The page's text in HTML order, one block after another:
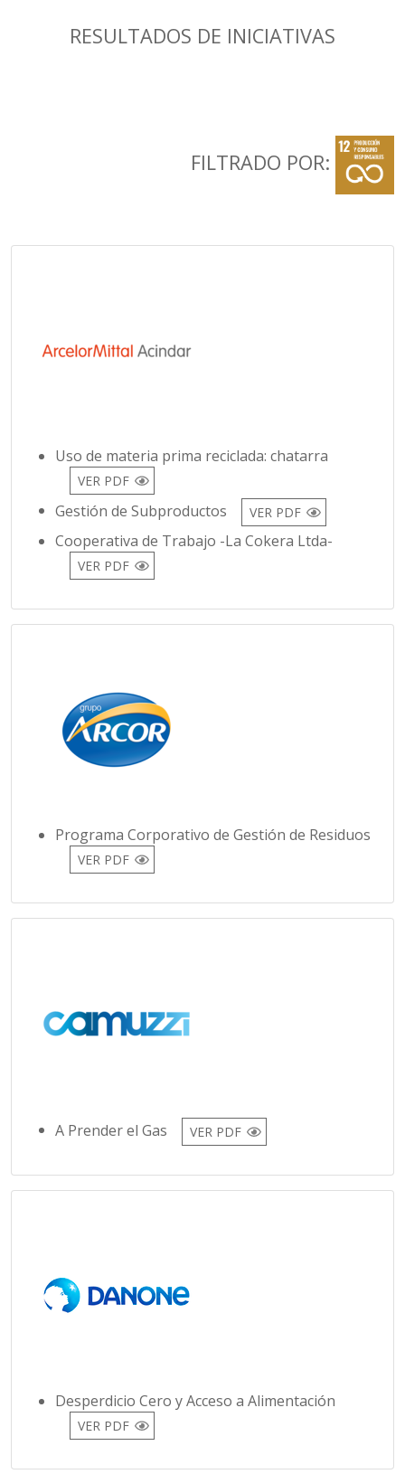
RESULTADOS DE INICIATIVAS
FILTRADO POR:
Uso de materia prima reciclada: chatarra
VER PDF
Gestión de Subproductos VER PDF
Cooperativa de Trabajo -La Cokera Ltda-
VER PDF
Programa Corporativo de Gestión de Residuos
VER PDF
A Prender el Gas VER PDF
Desperdicio Cero y Acceso a Alimentación
VER PDF